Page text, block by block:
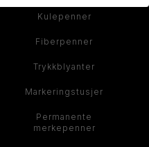
Kulepenner
Fiberpenner
Trykkblyanter
Markeringstusjer
Permanente
merkepenner